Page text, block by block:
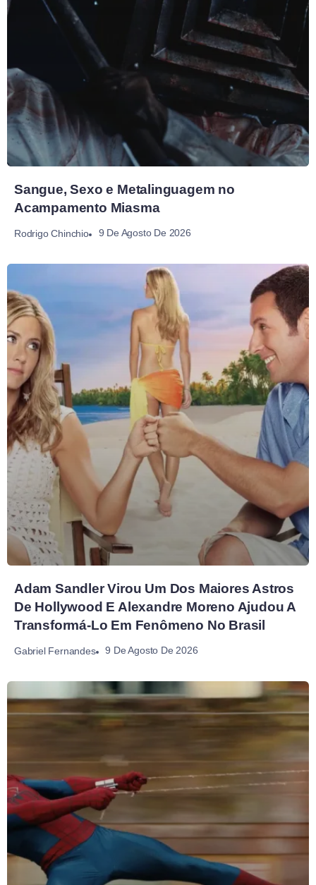
Sangue, Sexo e Metalinguagem no
Acampamento Miasma
Rodrigo Chinchio 9 De Agosto De 2026
Adam Sandler Virou Um Dos Maiores Astros
De Hollywood E Alexandre Moreno Ajudou A
Transformá-Lo Em Fenômeno No Brasil
Gabriel Fernandes 9 De Agosto De 2026